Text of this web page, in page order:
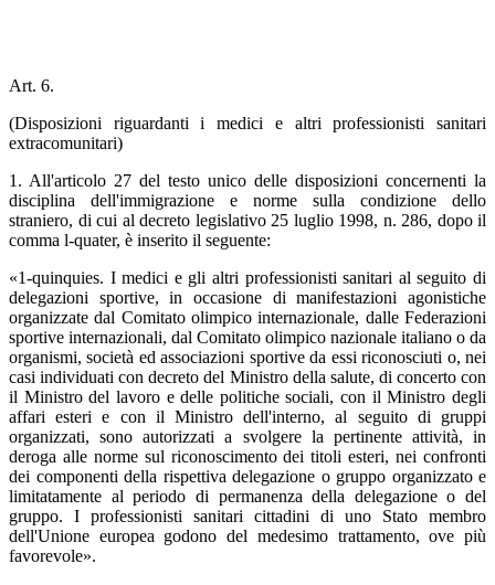
Art. 6.
(Disposizioni riguardanti i medici e altri professionisti sanitari
extracomunitari)
1. All'articolo 27 del testo unico delle disposizioni concernenti la
disciplina dell'immigrazione e norme sulla condizione dello
straniero, di cui al decreto legislativo 25 luglio 1998, n. 286, dopo il
comma l-quater, è inserito il seguente:
«1-quinquies. I medici e gli altri professionisti sanitari al seguito di
delegazioni sportive, in occasione di manifestazioni agonistiche
organizzate dal Comitato olimpico internazionale, dalle Federazioni
sportive internazionali, dal Comitato olimpico nazionale italiano o da
organismi, società ed associazioni sportive da essi riconosciuti o, nei
casi individuati con decreto del Ministro della salute, di concerto con
il Ministro del lavoro e delle politiche sociali, con il Ministro degli
affari esteri e con il Ministro dell'interno, al seguito di gruppi
organizzati, sono autorizzati a svolgere la pertinente attività, in
deroga alle norme sul riconoscimento dei titoli esteri, nei confronti
dei componenti della rispettiva delegazione o gruppo organizzato e
limitatamente al periodo di permanenza della delegazione o del
gruppo. I professionisti sanitari cittadini di uno Stato membro
dell'Unione europea godono del medesimo trattamento, ove più
favorevole».